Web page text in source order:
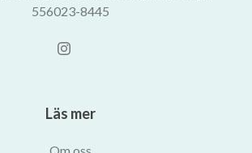
556023-8445
Läs mer
Om oss